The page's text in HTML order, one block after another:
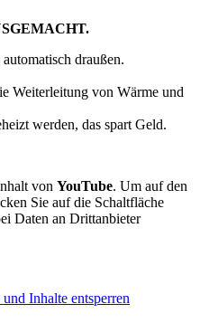
draußen.
Weiterleitung von Wärme und
werden, das spart Geld.
von YouTube. Um auf den
Sie auf die Schaltfläche
Daten an Drittanbieter
Inhalte entsperren